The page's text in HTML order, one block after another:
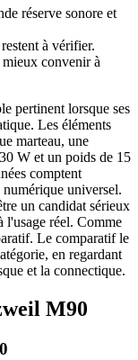
réserve sonore et
à vérifier.
mieux convenir à
pertinent lorsque ses
Les éléments
marteau, une
W et un poids de 15
comptent
universel.
un candidat sérieux
l'usage réel. Comme
Le comparatif le
en regardant
et la connectique.
M90